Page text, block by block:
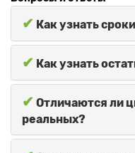
✔ Как узнать
✔ Как узнать
✔ Отличаются ли
реальных?